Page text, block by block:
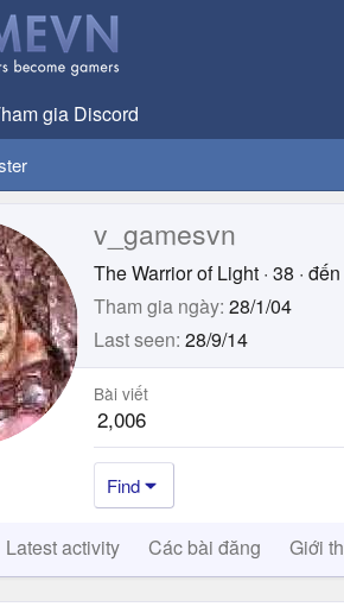
gia Discord
v_gamesvn
The Warrior of Light · 38 ·
Tham gia ngày 28/1/04
Last seen 28/9/14
Bài viết
2,006
Find
Latest activity Các bài đăng Giới